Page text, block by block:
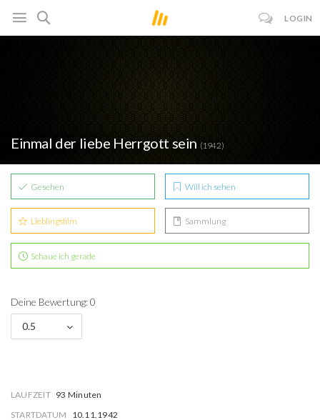
LOGIN
Einmal der liebe Herrgott sein (1942)
Gesehen Will ich sehen
Lieblingsfilm Sammlung
Schaue ich gerade
Deine Bewertung: 0
0.5
LAUFZEIT 93 Minuten
STARTDATUM
10.11.1942